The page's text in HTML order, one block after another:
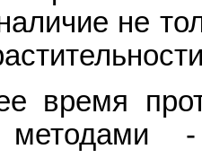
не
время
методами